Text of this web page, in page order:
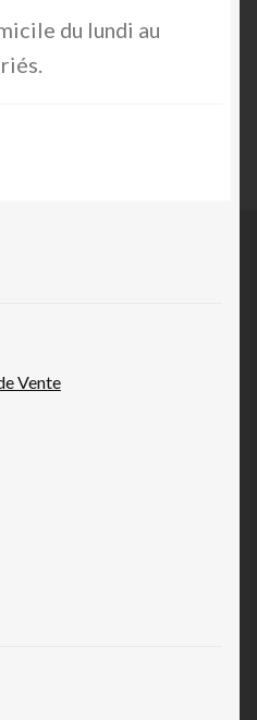
du lundi au
Vente